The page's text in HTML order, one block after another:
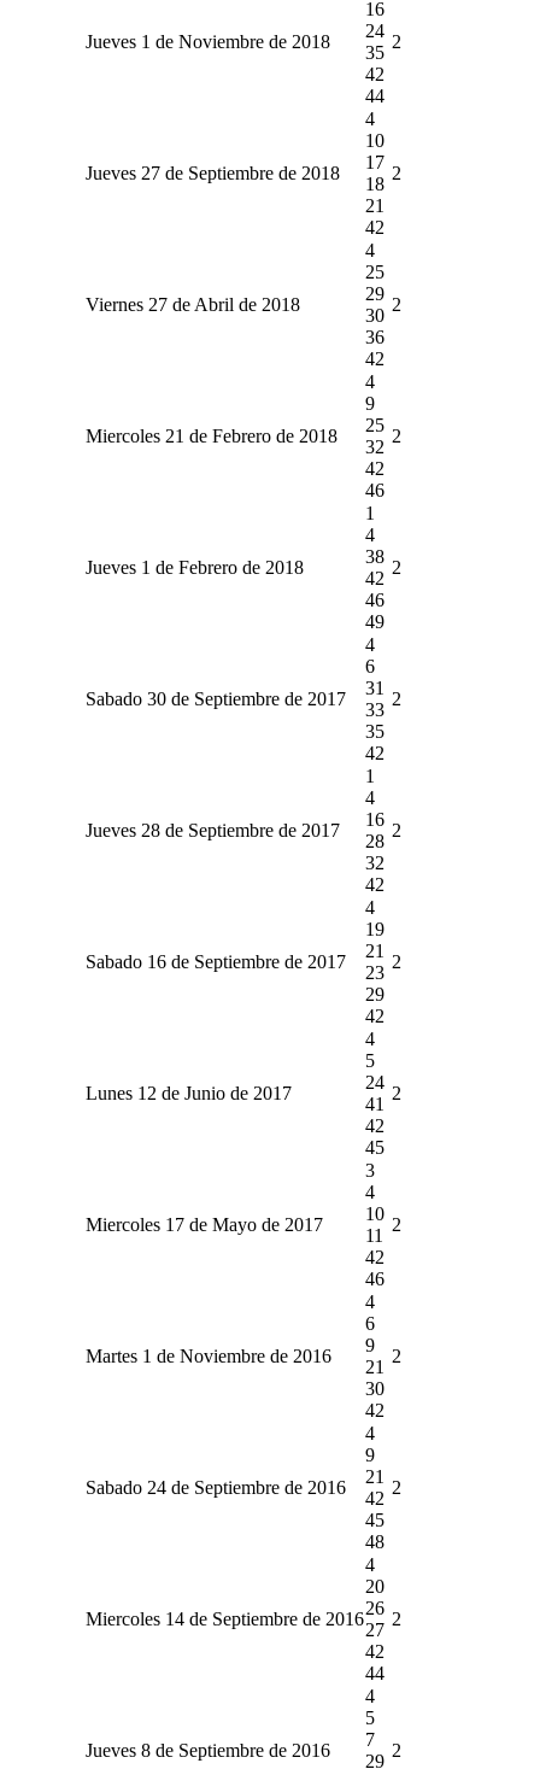
Jueves 1 de Noviembre de 2018
16
24
35
42
44
2
Jueves 27 de Septiembre de 2018
4
10
17
18
21
42
2
Viernes 27 de Abril de 2018
4
25
29
30
36
42
2
Miercoles 21 de Febrero de 2018
4
9
25
32
42
46
2
Jueves 1 de Febrero de 2018
1
4
38
42
46
49
2
Sabado 30 de Septiembre de 2017
4
6
31
33
35
42
2
Jueves 28 de Septiembre de 2017
1
4
16
28
32
42
2
Sabado 16 de Septiembre de 2017
4
19
21
23
29
42
2
Lunes 12 de Junio de 2017
4
5
24
41
42
45
2
Miercoles 17 de Mayo de 2017
3
4
10
11
42
46
2
Martes 1 de Noviembre de 2016
4
6
9
21
30
42
2
Sabado 24 de Septiembre de 2016
4
9
21
42
45
48
2
Miercoles 14 de Septiembre de 2016
4
20
26
27
42
44
2
Jueves 8 de Septiembre de 2016
4
5
7
29
2